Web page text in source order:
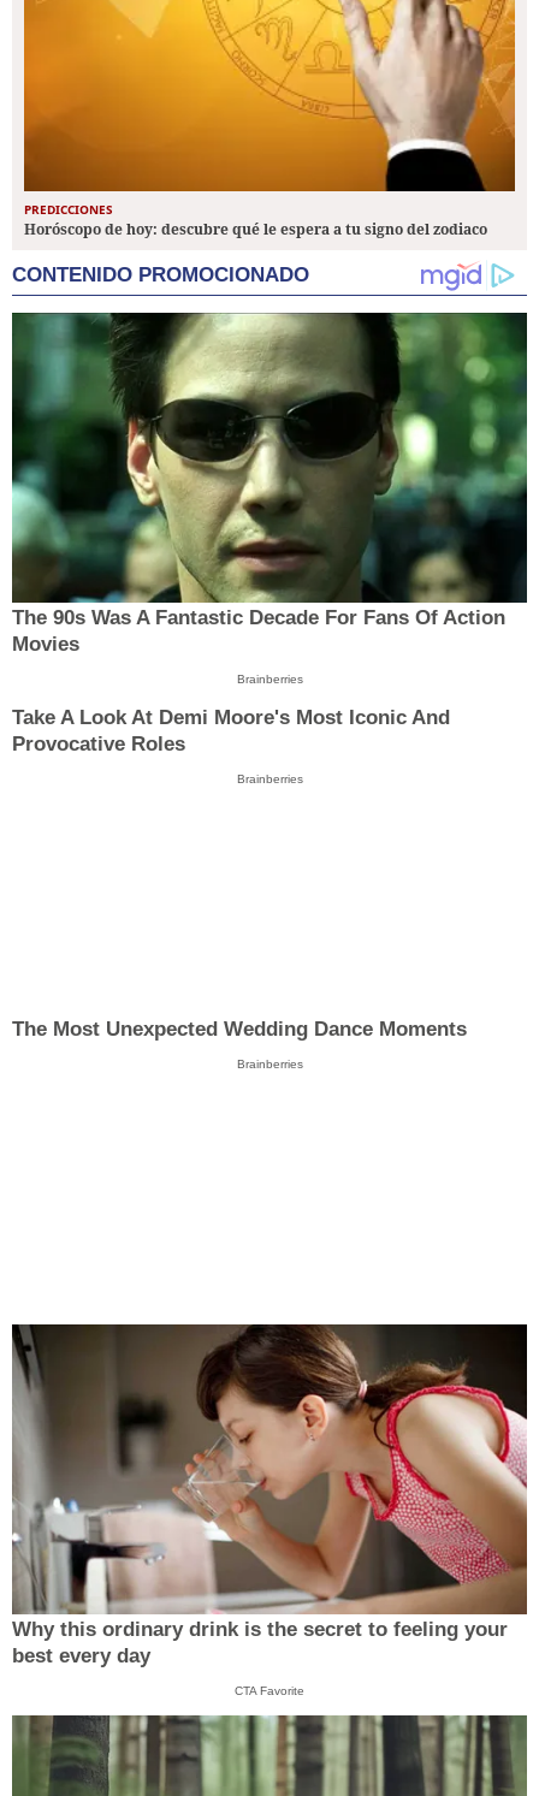
PREDICCIONES
Horóscopo de hoy: descubre qué le espera a tu signo del zodiaco
CONTENIDO PROMOCIONADO
The 90s Was A Fantastic Decade For Fans Of Action
Movies
Brainberries
Take A Look At Demi Moore's Most Iconic And
Provocative Roles
Brainberries
The Most Unexpected Wedding Dance Moments
Brainberries
Why this ordinary drink is the secret to feeling your
best every day
CTA Favorite